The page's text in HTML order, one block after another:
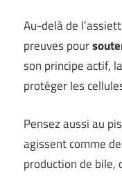
Au-delà de
preuves pour
son principe actif,
protéger les
Pensez aussi au
agissent comme
production de bile,